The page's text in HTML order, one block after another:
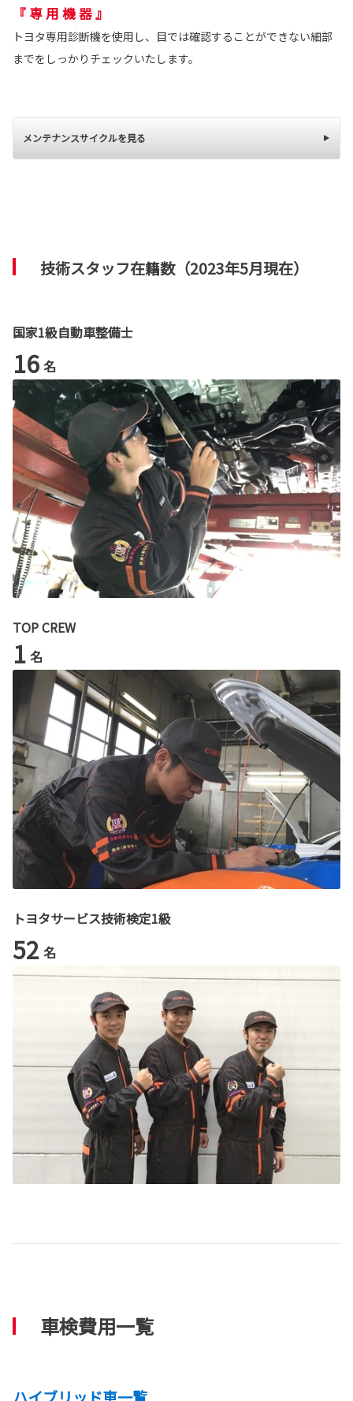
『 専 用 機 器 』
トヨタ専用診断機を使用し、目では確認することができない細部
までをしっかりチェックいたします。
メンテナンスサイクルを見る
技術スタッフ在籍数（2023年5月現在）
国家1級自動車整備士
16 名
TOP CREW
1 名
トヨタサービス技術検定1級
52 名
車検費用一覧